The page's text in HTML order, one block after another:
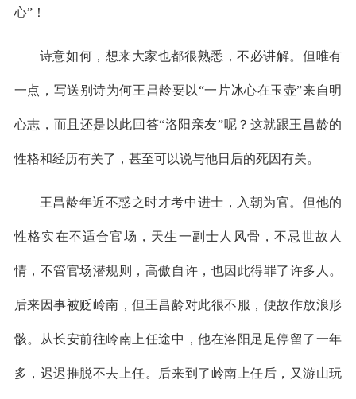
心”！
诗意如何，想来大家也都很熟悉，不必讲解。但唯有
一点，写送别诗为何王昌龄要以“一片冰心在玉壶”来自明
心志，而且还是以此回答“洛阳亲友”呢？这就跟王昌龄的
性格和经历有关了，甚至可以说与他日后的死因有关。
王昌龄年近不惑之时才考中进士，入朝为官。但他的
性格实在不适合官场，天生一副士人风骨，不忌世故人
情，不管官场潜规则，高傲自许，也因此得罪了许多人。
后来因事被贬岭南，但王昌龄对此很不服，便故作放浪形
骸。从长安前往岭南上任途中，他在洛阳足足停留了一年
多，迟迟推脱不去上任。后来到了岭南上任后，又游山玩